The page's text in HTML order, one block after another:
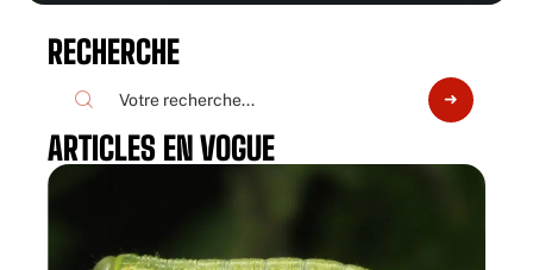
RECHERCHE
ARTICLES EN VOGUE